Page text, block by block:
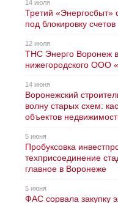
14 июля
Третий
под блокировку счетов
12 июля
ТНС Энерго Воронеж
нижегородского ООО
14 июня
Воронежский
волну старых схем:
объектов
5 июня
Пробуксовка
техприсоединение
главное в Воронеже
5 июня
ФАС сорвала закупку